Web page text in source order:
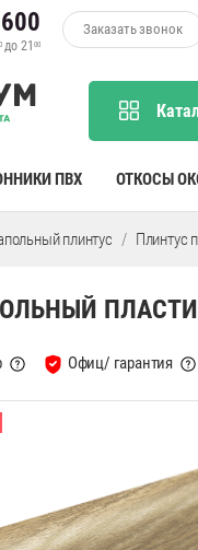
до 2100
Заказать звонок
ПВХ ОТКОСЫ
плинтус Плинтус
Офиц/ гарантия